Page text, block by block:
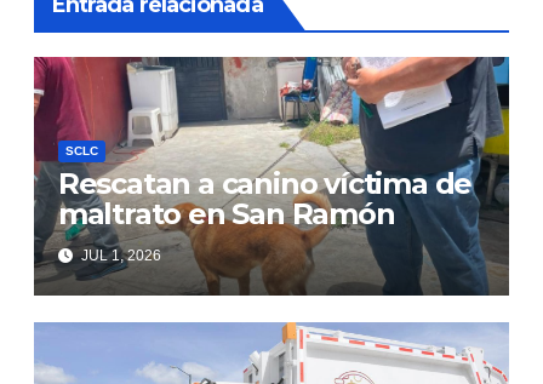
Entrada relacionada
SCLC
Rescatan a canino víctima de
maltrato en San Ramón
JUL 1, 2026